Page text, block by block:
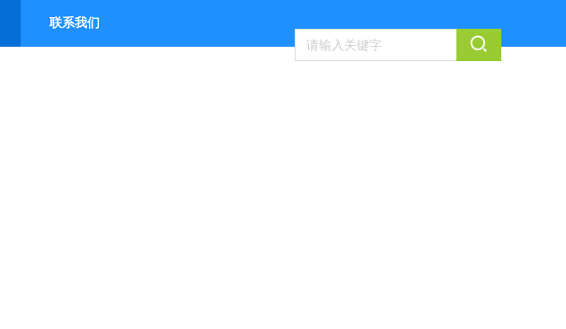
联系我们